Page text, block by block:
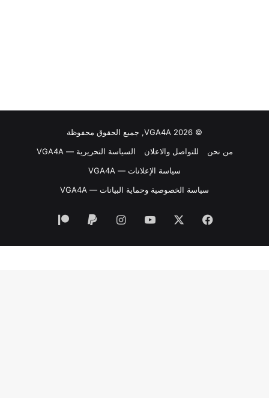
© VGA4A 2026, جميع الحقوق محفوظة
من نحن
للتواصل والاعلان
السياسة التحريرية — VGA4A
سياسة الإعلانات — VGA4A
سياسة الخصوصية وحماية البيانات — VGA4A
فيسبوك ‫YouTubeانستقرام
‏Paypal
‫Patreon